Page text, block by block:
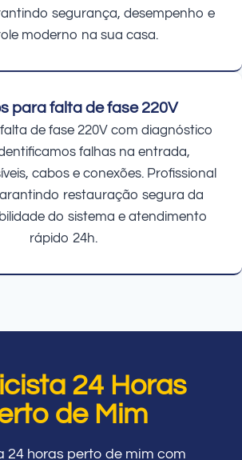
segurança, desempenho e
moderno na sua casa.
para falta de fase 220V
de fase 220V com diagnóstico
falhas na entrada,
cabos e conexões. Profissional
restauração segura da
do sistema e atendimento
rápido 24h.
24 Horas
de Mim
24 horas perto de mim com